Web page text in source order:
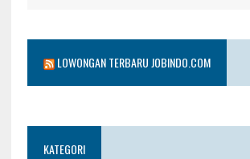
LOWONGAN TERBARU JOBINDO.COM
KATEGORI